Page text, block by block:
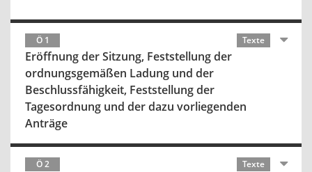
Ö 1 Texte
Eröffnung der Sitzung, Feststellung der
ordnungsgemäßen Ladung und der
Beschlussfähigkeit, Feststellung der
Tagesordnung und der dazu vorliegenden
Anträge
Ö 2 Texte